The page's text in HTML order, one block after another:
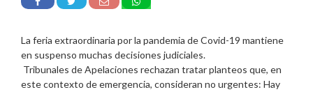
La feria extraordinaria por la pandemia de Covid-19 mantiene
en suspenso muchas decisiones judiciales.
Tribunales de Apelaciones rechazan tratar planteos que, en
este contexto de emergencia, consideran no urgentes: Hay